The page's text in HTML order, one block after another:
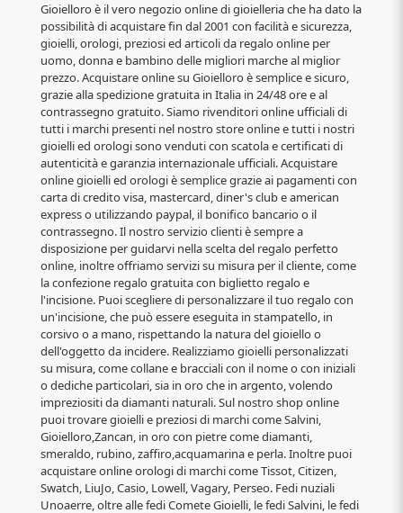
Gioielloro è il vero negozio online di gioielleria che ha dato la
possibilità di acquistare fin dal 2001 con facilità e sicurezza,
gioielli, orologi, preziosi ed articoli da regalo online per
uomo, donna e bambino delle migliori marche al miglior
prezzo. Acquistare online su Gioielloro è semplice e sicuro,
grazie alla spedizione gratuita in Italia in 24/48 ore e al
contrassegno gratuito. Siamo rivenditori online ufficiali di
tutti i marchi presenti nel nostro store online e tutti i nostri
gioielli ed orologi sono venduti con scatola e certificati di
autenticità e garanzia internazionale ufficiali. Acquistare
online gioielli ed orologi è semplice grazie ai pagamenti con
carta di credito visa, mastercard, diner's club e american
express o utilizzando paypal, il bonifico bancario o il
contrassegno. Il nostro servizio clienti è sempre a
disposizione per guidarvi nella scelta del regalo perfetto
online, inoltre offriamo servizi su misura per il cliente, come
la confezione regalo gratuita con biglietto regalo e
l'incisione. Puoi scegliere di personalizzare il tuo regalo con
un'incisione, che può essere eseguita in stampatello, in
corsivo o a mano, rispettando la natura del gioiello o
dell'oggetto da incidere. Realizziamo gioielli personalizzati
su misura, come collane e bracciali con il nome o con iniziali
o dediche particolari, sia in oro che in argento, volendo
impreziositi da diamanti naturali. Sul nostro shop online
puoi trovare gioielli e preziosi di marchi come Salvini,
Gioielloro,Zancan, in oro con pietre come diamanti,
smeraldo, rubino, zaffiro,acquamarina e perla. Inoltre puoi
acquistare online orologi di marchi come Tissot, Citizen,
Swatch, LiuJo, Casio, Lowell, Vagary, Perseo. Fedi nuziali
Unoaerre, oltre alle fedi Comete Gioielli, le fedi Salvini, le fedi